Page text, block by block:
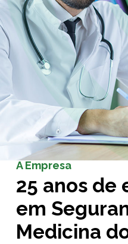
A Empresa
25 anos de
em
Medicina